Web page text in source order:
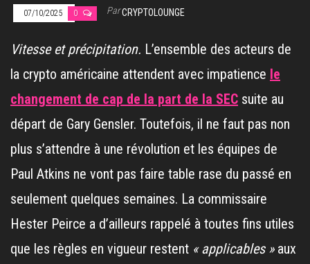
07/10/2025 0 ParCRYPTOLOUNGE
Vitesse et précipitation. L’ensemble des acteurs de
la crypto américaine attendent avec impatience le
changement de cap de la part de la SEC suite au
départ de Gary Gensler. Toutefois, il ne faut pas non
plus s’attendre à une révolution et les équipes de
Paul Atkins ne vont pas faire table rase du passé en
seulement quelques semaines. La commissaire
Hester Peirce a d’ailleurs rappelé à toutes fins utiles
que les règles en vigueur restent « applicables » aux